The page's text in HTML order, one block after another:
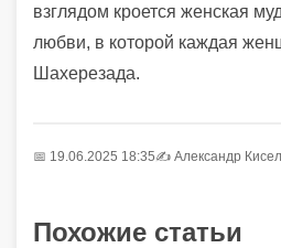
взглядом кроется женская
любви, в которой каждая
Шахерезада.
📅 19.06.2025 18:35✍️ Александр
Похожие статьи